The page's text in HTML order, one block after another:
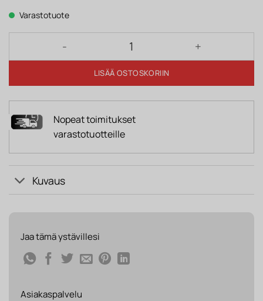
394 €.
Varastotuote
TV-taso SABRINA tummanharmaa/tammi määrä
LISÄÄ OSTOSKORIIN
Nopeat toimitukset
varastotuotteille
Kuvaus
Jaa tämä ystävillesi
Asiakaspalvelu